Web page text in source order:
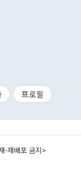
프로필
-재배포 금지>